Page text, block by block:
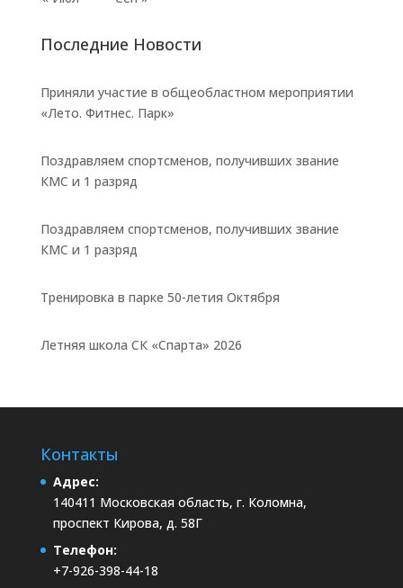
Последние Новости
Приняли участие в общеобластном мероприятии
«Лето. Фитнес. Парк»
Поздравляем спортсменов, получивших звание
КМС и 1 разряд
Поздравляем спортсменов, получивших звание
КМС и 1 разряд
Тренировка в парке 50-летия Октября
Летняя школа СК «Спарта» 2026
Контакты
Адрес:
140411 Московская область, г. Коломна,
проспект Кирова, д. 58Г
Телефон:
+7-926-398-44-18